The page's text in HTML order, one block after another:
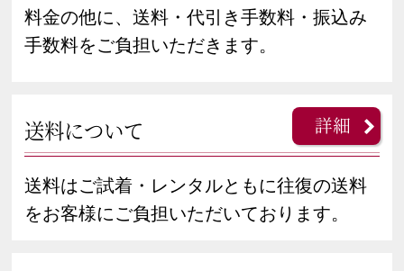
料金の他に、送料・代引き手数料・振込み
手数料をご負担いただきます。
送料について
送料はご試着・レンタルともに往復の送料
をお客様にご負担いただいております。
詳細